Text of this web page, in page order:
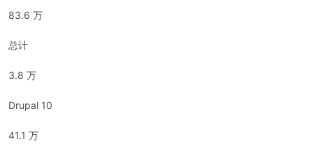
83.6 万
总计
3.8 万
Drupal 10
41.1 万